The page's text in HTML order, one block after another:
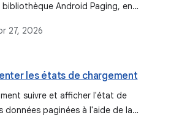
Android Paging, en
pour PagingSource et
27, 2026
les états de chargement
suivre et afficher l'état de
données paginées à l'aide de la